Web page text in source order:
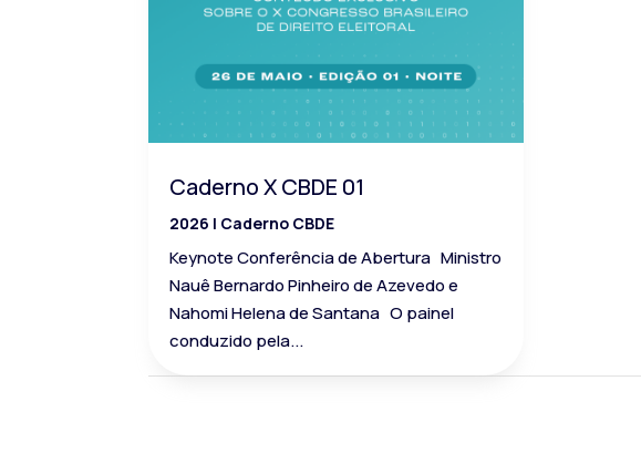
Caderno X CBDE 01
2026 | Caderno CBDE
Keynote Conferência de Abertura Ministro
Nauê Bernardo Pinheiro de Azevedo e
Nahomi Helena de Santana O painel
conduzido pela...